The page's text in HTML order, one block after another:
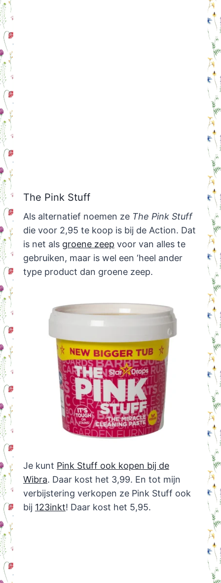
The Pink Stuff
Als alternatief noemen ze The Pink Stuff
die voor 2,95 te koop is bij de Action. Dat
is net als groene zeep voor van alles te
gebruiken, maar is wel een ‘heel ander
type product dan groene zeep.
Je kunt Pink Stuff ook kopen bij de
Wibra. Daar kost het 3,99. En tot mijn
verbijstering verkopen ze Pink Stuff ook
bij 123inkt! Daar kost het 5,95.